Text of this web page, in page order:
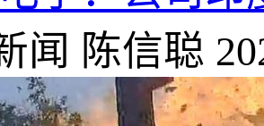
闻 陈信聪